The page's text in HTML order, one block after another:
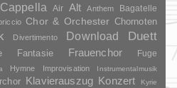
Air Alt Anthem Bagatelle
Chor & Orchester Chornoten
Divertimento Download
Duett
Fantasie Frauenchor Fuge
Hymne Improvisation Instrumentalmusik
Klavierauszug Konzert Kyrie